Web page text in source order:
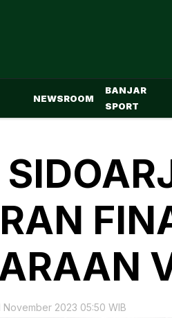
NEWSROOM
BANJAR
SPORT
November 2023 05:50 WIB